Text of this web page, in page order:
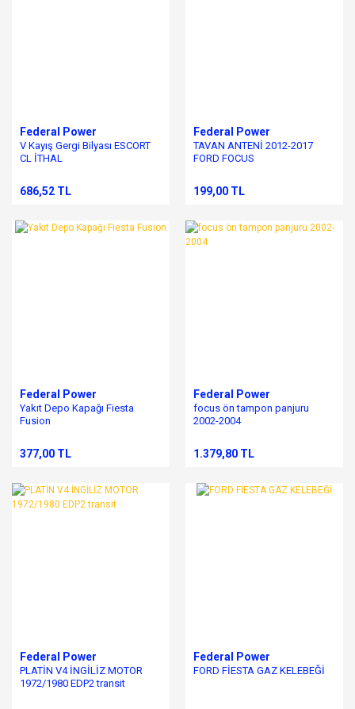
Federal Power
V Kayış Gergi Bilyası ESCORT
CL İTHAL
686,52 TL
Federal Power
TAVAN ANTENİ 2012-2017
FORD FOCUS
199,00 TL
Federal Power
Yakıt Depo Kapağı Fiesta
Fusion
377,00 TL
Federal Power
focus ön tampon panjuru
2002-2004
1.379,80 TL
Federal Power
PLATİN V4 İNGİLİZ MOTOR
1972/1980 EDP2 transit
Federal Power
FORD FİESTA GAZ KELEBEĞİ